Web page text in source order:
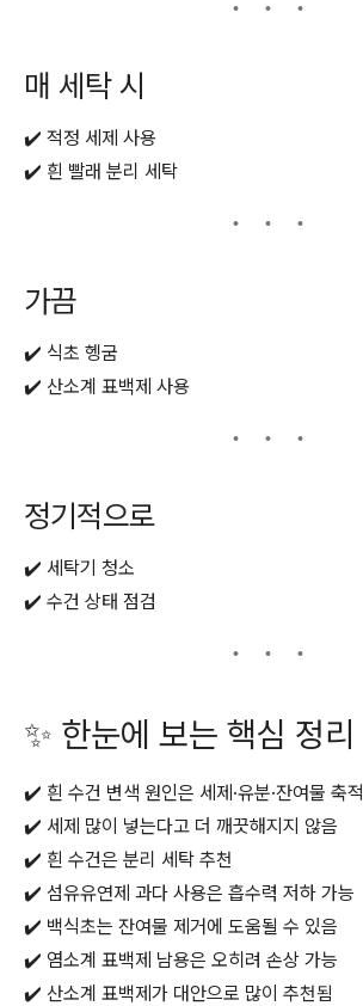
매 세탁 시
✔️ 적정 세제 사용
✔️ 흰 빨래 분리 세탁
가끔
✔️ 식초 헹굼
✔️ 산소계 표백제 사용
정기적으로
✔️ 세탁기 청소
✔️ 수건 상태 점검
✨ 한눈에 보는 핵심 정리
✔️ 흰 수건 변색 원인은 세제·유분·잔여물 축적
✔️ 세제 많이 넣는다고 더 깨끗해지지 않음
✔️ 흰 수건은 분리 세탁 추천
✔️ 섬유유연제 과다 사용은 흡수력 저하 가능
✔️ 백식초는 잔여물 제거에 도움될 수 있음
✔️ 염소계 표백제 남용은 오히려 손상 가능
✔️ 산소계 표백제가 대안으로 많이 추천됨